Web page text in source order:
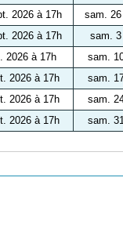
2026 à 17h
sam.
2026 à 17h
sam.
2026 à 17h
sam.
2026 à 17h
sam.
2026 à 17h
sam.
2026 à 17h sam.